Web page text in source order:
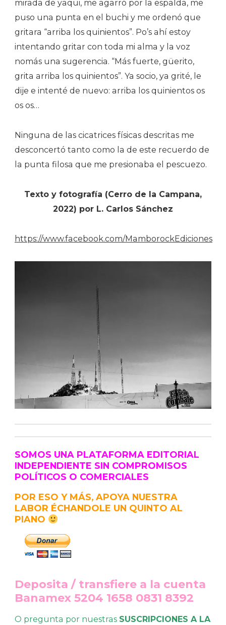
mirada de yaqui, me agarró por la espalda, me
puso una punta en el buchi y me ordenó que
gritara “arriba los quinientos”. Po’s ahí estoy
intentando gritar con toda mi alma y la voz
nomás una sugerencia. “Más fuerte, güerito,
grita arriba los quinientos”. Ya socio, ya grité, le
dije e intenté de nuevo: arriba los quinientos os
os os…
Ninguna de las cicatrices físicas descritas me
desconcertó tanto como la de este recuerdo de
la punta filosa que me presionaba el pescuezo.
Texto y fotografía (Cerro de la Campana,
2022) por L. Carlos Sánchez
https://www.facebook.com/MamborockEdiciones
SOMOS UNA PLATAFORMA EDITORIAL
INDEPENDIENTE SIN COMPROMISOS
POLÍTICOS O COMERCIALES
POR ESO Y MÁS, APOYA NUESTRA
LABOR ÉCHANDOLE UN QUINTO AL
PIANO
Deposita / transfiere a la cuenta
Banamex 5204 1658 0831 8392
O pregunta por nuestras SUSCRIPCIONES A LA